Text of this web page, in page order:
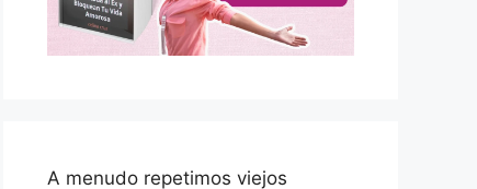
A menudo repetimos viejos